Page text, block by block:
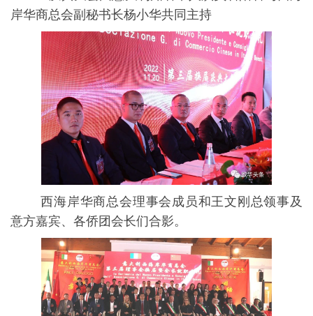
岸华商总会副秘书长杨小华共同主持
西海岸华商总会理事会成员和王文刚总领事及
意⽅嘉宾、各侨团会长们合影。